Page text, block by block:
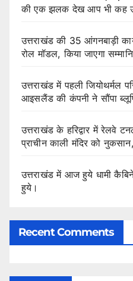
की एक झलक देख आप भी कह
उत्तराखंड की 35 आंगनबाड़ी
रोल मॉडल, किया जाएगा
उत्तराखंड में पहली जियोथर्मल
आइसलैंड की कंपनी ने सौंपा
उत्तराखंड के हरिद्वार में रेलवे
प्राचीन काली मंदिर को
उत्तराखंड में आज हुये धामी
हुये।
Recent Comments